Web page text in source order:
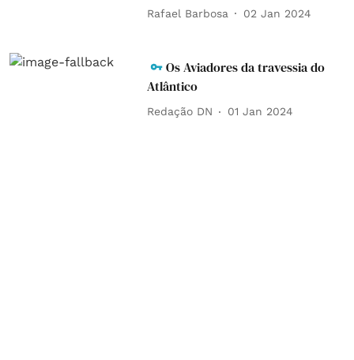
Rafael Barbosa 02 Jan 2024
Os Aviadores da travessia do
Atlântico
Redação DN 01 Jan 2024